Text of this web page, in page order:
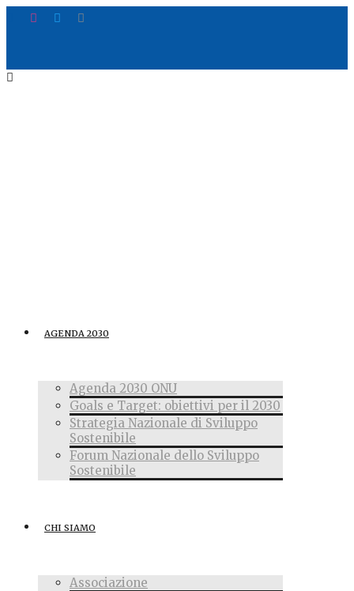
AGENDA 2030
Agenda 2030 ONU
Goals e Target: obiettivi per il 2030
Strategia Nazionale di Sviluppo
Sostenibile
Forum Nazionale dello Sviluppo
Sostenibile
CHI SIAMO
Associazione